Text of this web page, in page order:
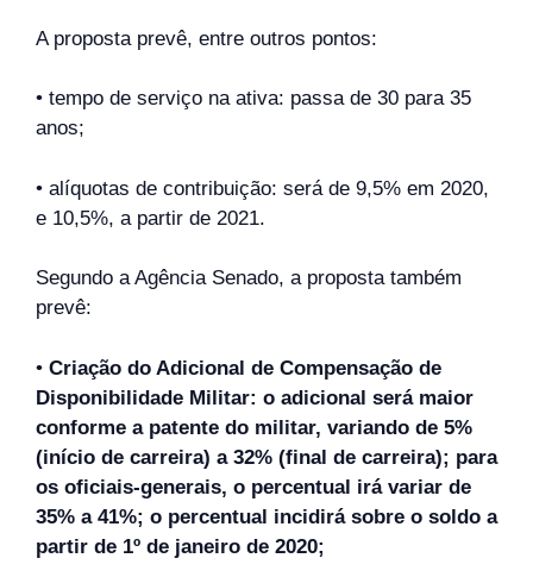
A proposta prevê, entre outros pontos:
• tempo de serviço na ativa: passa de 30 para 35
anos;
• alíquotas de contribuição: será de 9,5% em 2020,
e 10,5%, a partir de 2021.
Segundo a Agência Senado, a proposta também
prevê:
• Criação do Adicional de Compensação de
Disponibilidade Militar: o adicional será maior
conforme a patente do militar, variando de 5%
(início de carreira) a 32% (final de carreira); para
os oficiais-generais, o percentual irá variar de
35% a 41%; o percentual incidirá sobre o soldo a
partir de 1º de janeiro de 2020;